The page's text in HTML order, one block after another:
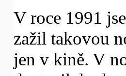
V roce 1991
zažil takovou
jen v kině. V